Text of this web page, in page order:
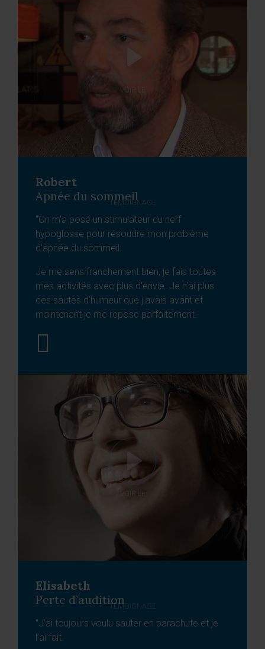
Robert
Apnée du sommeil
"On m’a posé un stimulateur du nerf
hypoglosse pour résoudre mon problème
d’apnée du sommeil.
Je me sens franchement bien, je fais toutes
mes activités avec plus d’envie. Je n’ai plus
ces sautes d’humeur que j’avais avant et
maintenant je me repose parfaitement.
VOIR LE
TÉMOIGNAGE
Elisabeth
Perte d’audition
"J’ai toujours voulu sauter en parachute et je
l’ai fait.
TÉMOIGNAGE